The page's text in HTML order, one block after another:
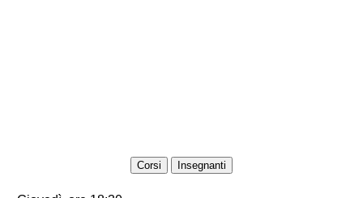
Corsi Insegnanti